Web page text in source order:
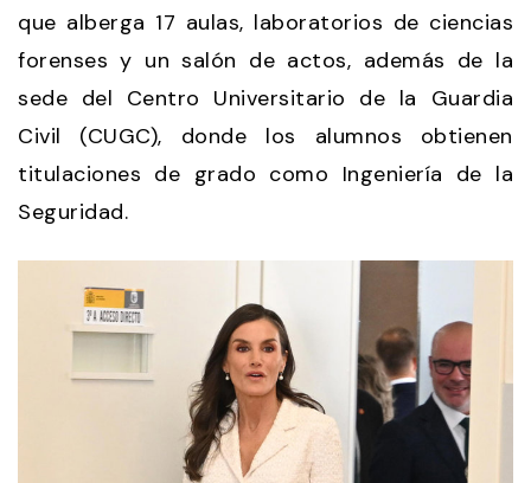
que alberga 17 aulas, laboratorios de ciencias
forenses y un salón de actos, además de la
sede del Centro Universitario de la Guardia
Civil (CUGC), donde los alumnos obtienen
titulaciones de grado como Ingeniería de la
Seguridad.